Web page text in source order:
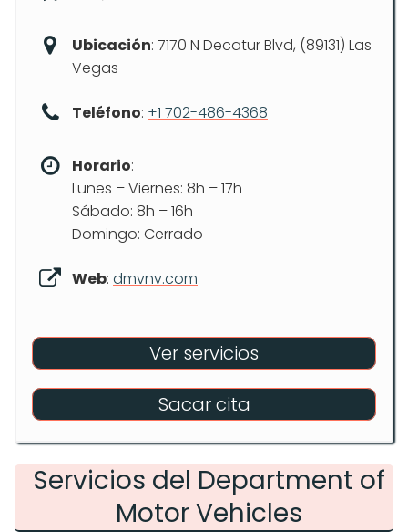
Ubicación: 7170 N Decatur Blvd, (89131) Las
Vegas
Teléfono: +1 702-486-4368
Horario:
Lunes – Viernes: 8h – 17h
Sábado: 8h – 16h
Domingo: Cerrado
Web: dmvnv.com
Ver servicios
Sacar cita
Servicios del Department of
Motor Vehicles